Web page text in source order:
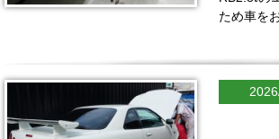
ため車を